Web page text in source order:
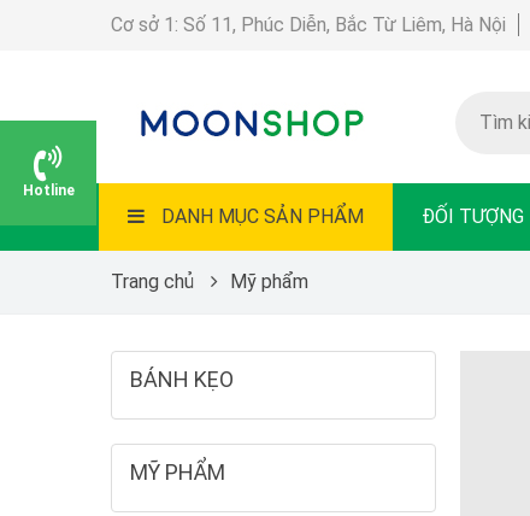
Cơ sở 1: Số 11, Phúc Diễn, Bắc Từ Liêm, Hà Nội
DANH MỤC SẢN PHẨM ĐỐI TƯỢNG
Trang chủ Mỹ phẩm
BÁNH KẸO
MỸ PHẨM
Hotline